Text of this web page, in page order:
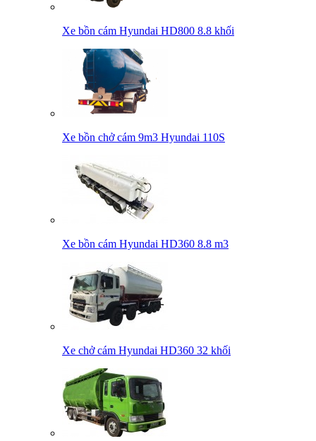
Xe bồn cám Hyundai HD800 8.8 khối
Xe bồn chở cám 9m3 Hyundai 110S
Xe bồn cám Hyundai HD360 8.8 m3
Xe chở cám Hyundai HD360 32 khối